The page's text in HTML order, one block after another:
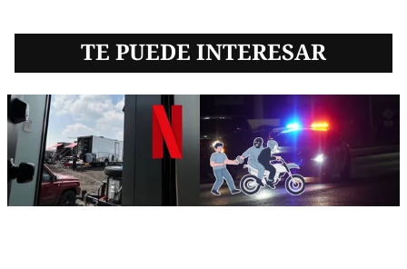
TE PUEDE INTERESAR